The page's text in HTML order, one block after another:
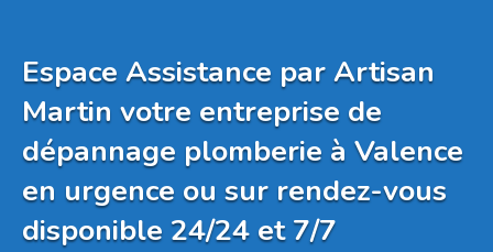
Espace Assistance par Artisan
Martin votre entreprise de
dépannage plomberie à Valence
en urgence ou sur rendez-vous
disponible 24/24 et 7/7